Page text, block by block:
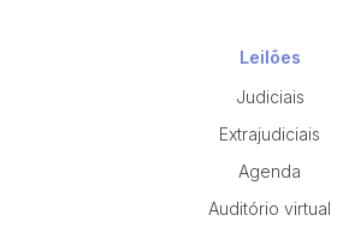
Leilões
Judiciais
Extrajudiciais
Agenda
Auditório virtual